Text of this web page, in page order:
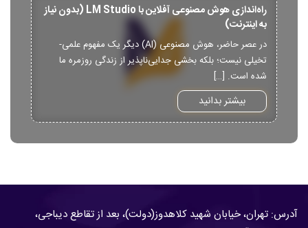
راه‌اندازی هوش مصنوعی آفلاین با LM Studio (بدون نیاز
به اینترنت)
در عصر حاضر، هوش مصنوعی (AI) دیگر یک مفهوم علمی-
تخیلی نیست؛ بلکه بخشی جدایی‌ناپذیر از زندگی روزمره ما
شده است. […]
بیشتر بدانید
آدرس: تهران، خیابان شهید کلاهدوز(دولت)، بعد از تقاطع دیباجی،